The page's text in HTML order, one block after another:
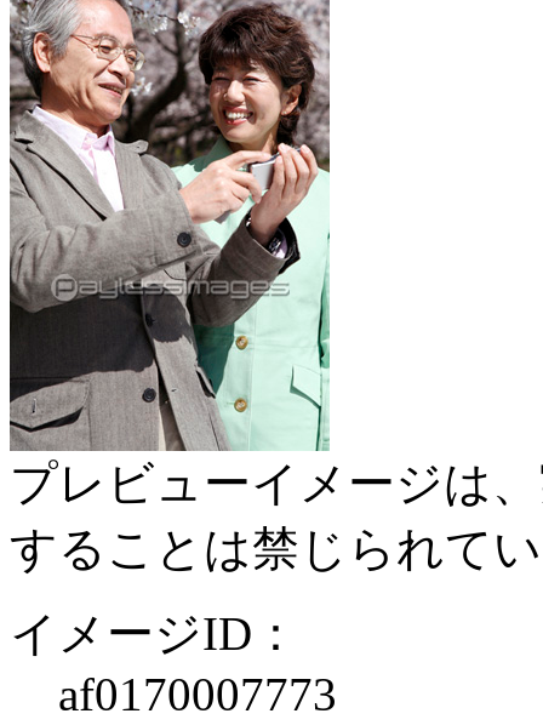
プレビューイメージは
することは禁じられて
イメージID：
af0170007773